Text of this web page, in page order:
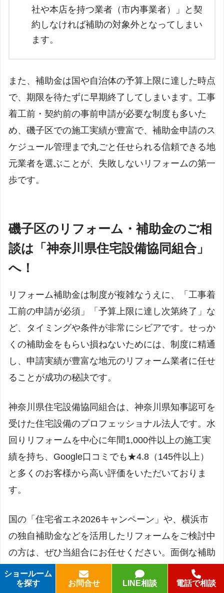
ショールーム
を探す お問合せ LINE相談 電話で相談
社や本店を持つ業者（市内事業者）」と契
約しなければ補助の対象外となってしまい
ます。
また、補助金は国や自治体の予算上限に達した時点
で、期限を待たずに早期終了してしまいます。工事
着工前・契約前の事前申請が必要な制度も多いた
め、磯子区での施工実績が豊富で、補助金申請のス
ケジュール管理まで丸ごと任せられる信頼できる地
元業者を選ぶことが、失敗しないリフォームの第一
歩です。
磯子区のリフォーム・補助金のご相
談は「神奈川県住宅設備協同組合」
へ！
リフォーム補助金は制度が複雑なうえに、「工事着
工前の申請が必須」「予算上限に達し次第終了」な
ど、タイミングや条件が非常にシビアです。せっか
くの補助金をもらい損ねないためには、制度に精通
し、申請実績が豊富な地元のリフォーム業者に任せ
ることが成功の秘訣です。
神奈川県住宅設備協同組合は、神奈川県知事認可を
受けた住宅設備のプロフェッショナル法人です。水
回りリフォームを中心に年間1,000件以上の施工実
績を持ち、Google口コミでも★4.8（145件以上）
と多くのお客様から高い評価をいただいておりま
す。
国の「住宅省エネ2026キャンペーン」や、横浜市
の独自補助金などを活用したリフォームをご検討中
の方は、ぜひ当組合にお任せください。面倒な補助
金の申請手続きも、プランニングから申請代行まで
丸投げしていただくことが可能です。